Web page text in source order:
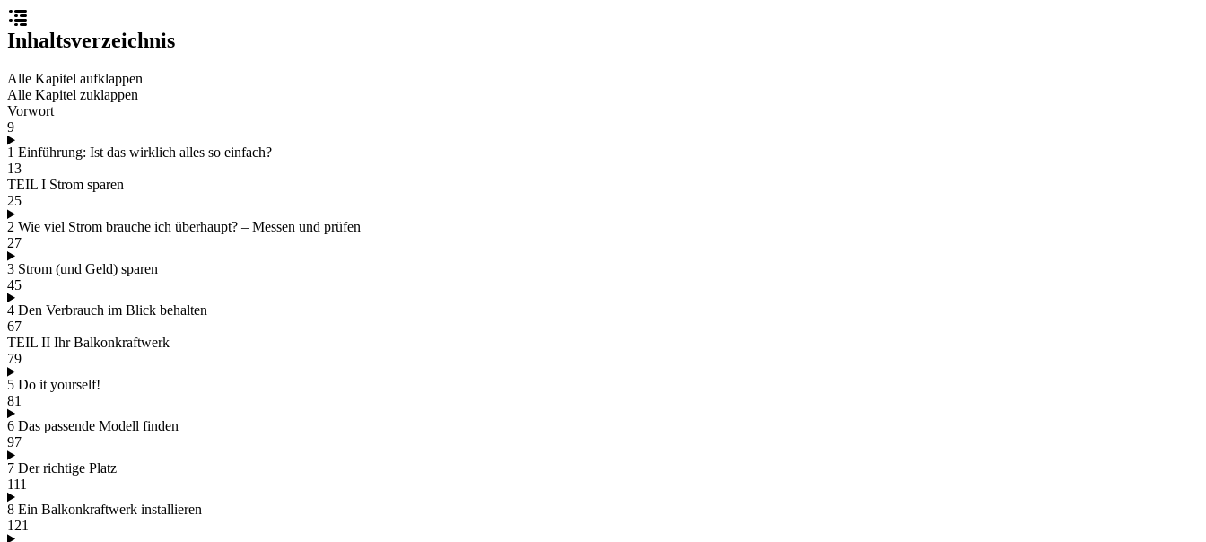
Inhaltsverzeichnis
Alle Kapitel aufklappen
Alle Kapitel zuklappen
Vorwort
9
1 Einführung: Ist das wirklich alles so einfach?
13
TEIL I Strom sparen
25
2 Wie viel Strom brauche ich überhaupt? – Messen und prüfen
27
3 Strom (und Geld) sparen
45
4 Den Verbrauch im Blick behalten
67
TEIL II Ihr Balkonkraftwerk
79
5 Do it yourself!
81
6 Das passende Modell finden
97
7 Der richtige Platz
111
8 Ein Balkonkraftwerk installieren
121